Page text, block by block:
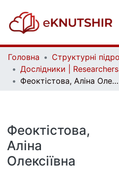
Головна
Дослідники | Researchers
Феоктістова, Аліна Олексіївна
Феоктістова,
Аліна
Олексіївна